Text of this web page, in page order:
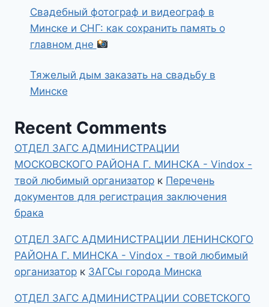
Свадебный фотограф и видеограф в
Минске и СНГ: как сохранить память о
главном дне
Тяжелый дым заказать на свадьбу в
Минске
Recent Comments
ОТДЕЛ ЗАГС АДМИНИСТРАЦИИ
МОСКОВСКОГО РАЙОНА Г. МИНСКА - Vindox -
твой любимый организатор к Перечень
документов для регистрация заключения
брака
ОТДЕЛ ЗАГС АДМИНИСТРАЦИИ ЛЕНИНСКОГО
РАЙОНА Г. МИНСКА - Vindox - твой любимый
организатор к ЗАГСы города Минска
ОТДЕЛ ЗАГС АДМИНИСТРАЦИИ СОВЕТСКОГО